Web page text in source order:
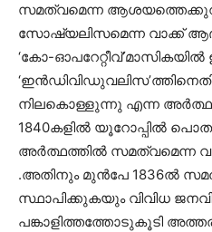
സമത്വമെന്ന
സോഷ്യലിസമെന്ന വാക്ക്
‘കോ-
നിലകൊള്ളുന്നു എന്ന
1840കളില്‍ യൂറോപ്പില്‍
അര്‍ത്ഥത്തില്‍ സമത്വമെന്ന
.അതിനും മുന്‍പേ 1836ല്‍
സ്ഥാപിക്കുകയും വിവിധ
പങ്കാളിത്തത്തോടുകൂടി